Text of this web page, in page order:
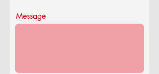
Message